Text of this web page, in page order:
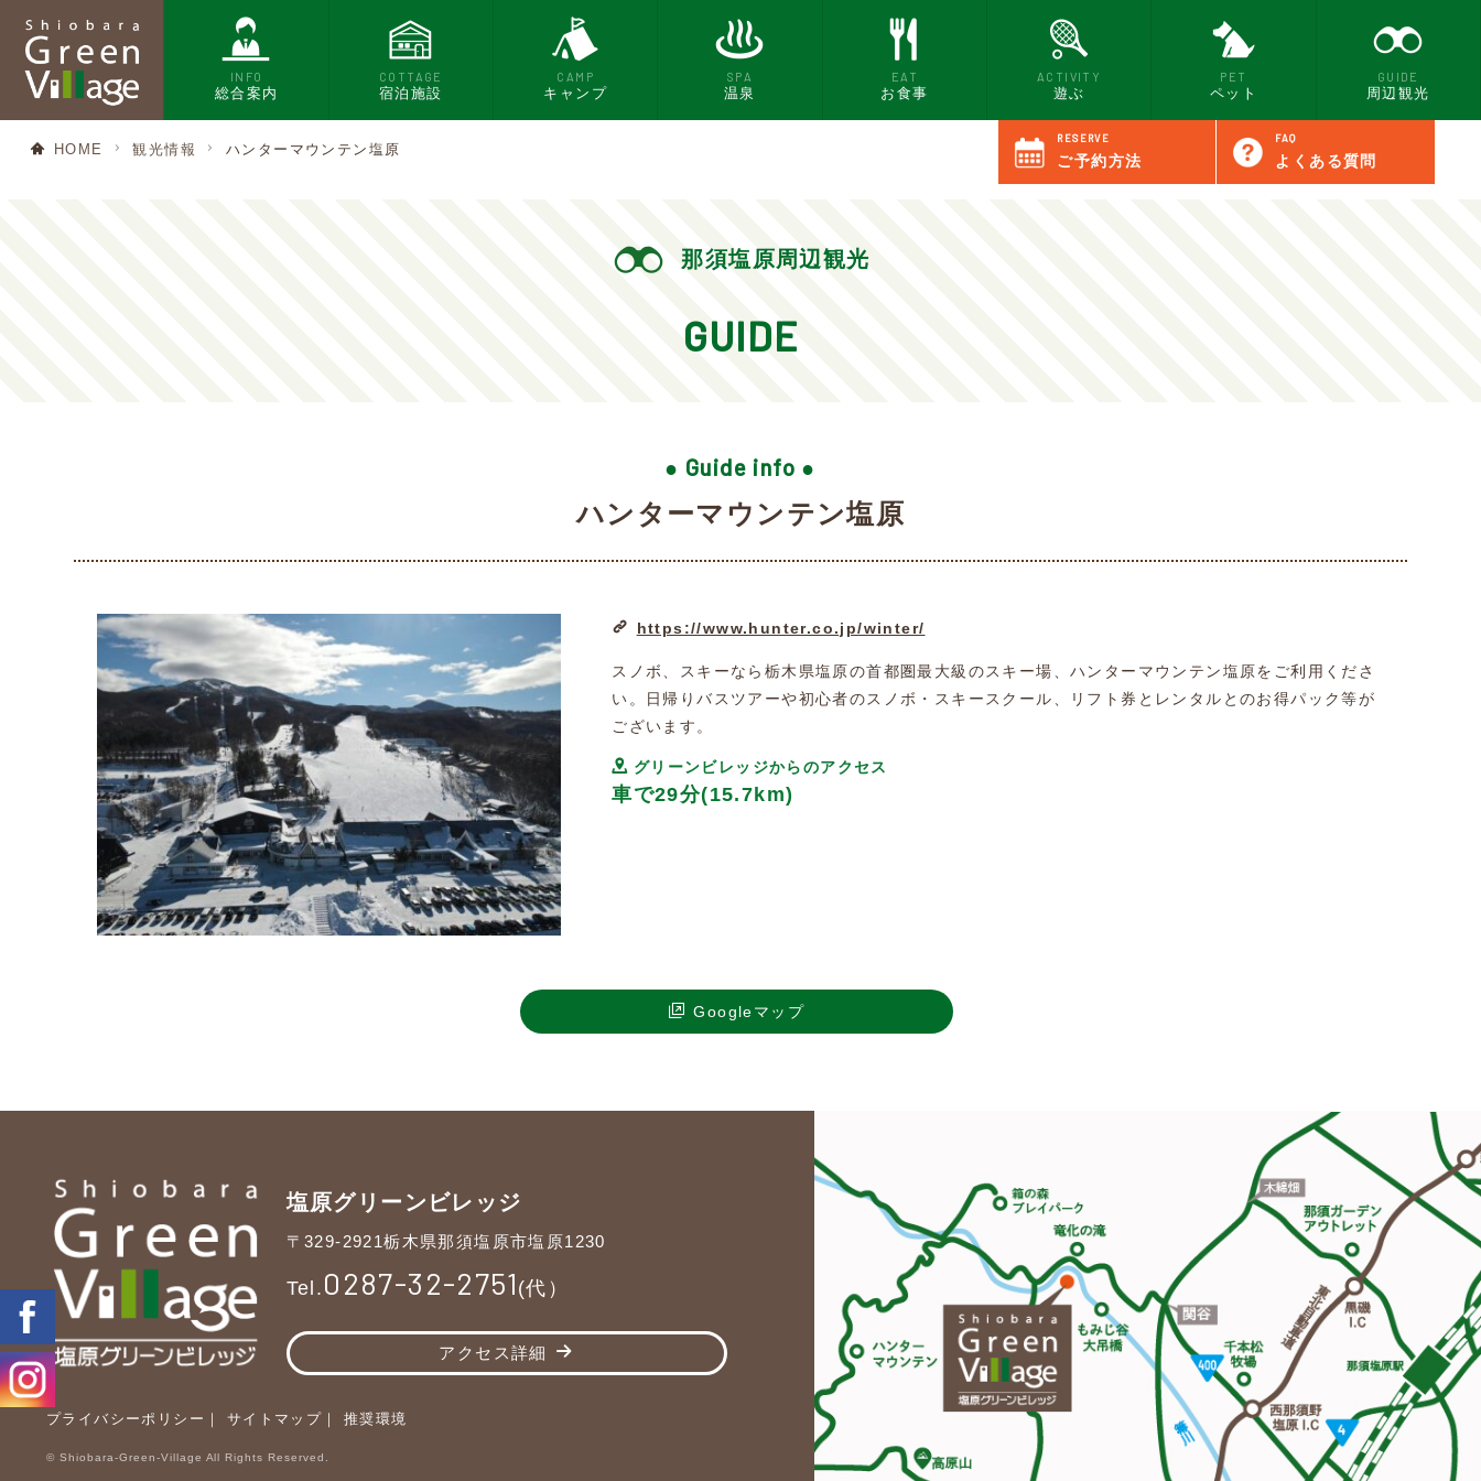
INFO
総合案内
COTTAGE
宿泊施設
CAMP
キャンプ
SPA
温泉
EAT
お食事
ACTIVITY
遊ぶ
PET
ペット
GUIDE
周辺観光
RESERVE
ご予約方法
FAQ
よくある質問
HOME 観光情報 ハンターマウンテン塩原
那須塩原周辺観光
GUIDE
ハンターマウンテン塩原
https://www.hunter.co.jp/winter/
スノボ、スキーなら栃木県塩原の首都圏最大級のスキー場、ハンターマウンテン塩原をご利用くださ
い。日帰りバスツアーや初心者のスノボ・スキースクール、リフト券とレンタルとのお得パック等が
ございます。
グリーンビレッジからのアクセス
車で29分(15.7km)
Googleマップ
塩原グリーンビレッジ
〒329-2921栃木県那須塩原市塩原1230
Tel. 0287-32-2751 (代）
アクセス詳細
プライバシーポリシー サイトマップ 推奨環境
© Shiobara-Green-Village All Rights Reserved.